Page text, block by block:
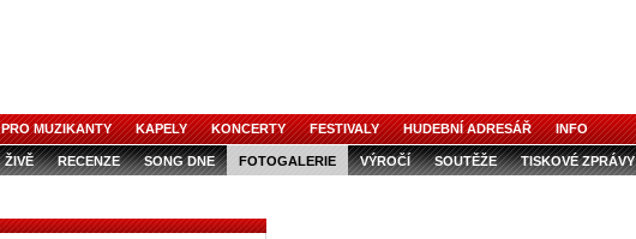
PRO MUZIKANTY KAPELY KONCERTY FESTIVALY HUDEBNÍ ADRESÁŘ INFO
ŽIVĚ RECENZE SONG DNE FOTOGALERIE VÝROČÍ SOUTĚŽE TISKOVÉ ZPRÁVY